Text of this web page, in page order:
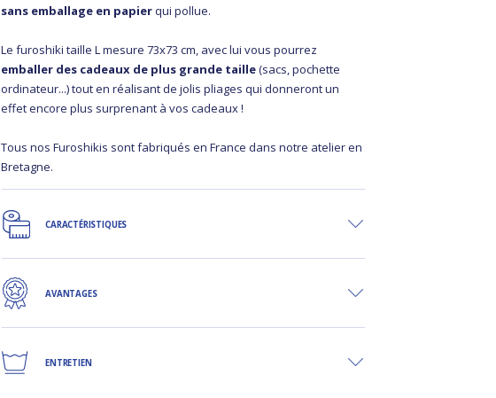
sans emballage en papierqui pollue.
Le furoshiki taille L mesure 73x73 cm, avec lui vous pourrez
emballer des cadeaux de plus grande taille(sacs, pochette
ordinateur...) tout en réalisant de jolis pliages qui donneront un
effet encore plus surprenant à vos cadeaux !
Tous nos Furoshikis sont fabriqués en France dans notre atelier en
Bretagne.
CARACTÉRISTIQUES
AVANTAGES
ENTRETIEN